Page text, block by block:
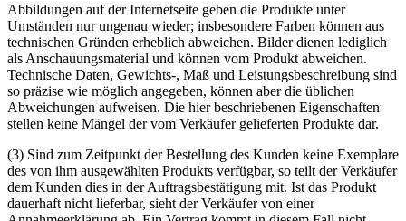
Abbildungen auf der Internetseite geben die Produkte unter
Umständen nur ungenau wieder; insbesondere Farben können aus
technischen Gründen erheblich abweichen. Bilder dienen lediglich
als Anschauungsmaterial und können vom Produkt abweichen.
Technische Daten, Gewichts-, Maß und Leistungsbeschreibung sind
so präzise wie möglich angegeben, können aber die üblichen
Abweichungen aufweisen. Die hier beschriebenen Eigenschaften
stellen keine Mängel der vom Verkäufer gelieferten Produkte dar.
(3) Sind zum Zeitpunkt der Bestellung des Kunden keine Exemplare
des von ihm ausgewählten Produkts verfügbar, so teilt der Verkäufer
dem Kunden dies in der Auftragsbestätigung mit. Ist das Produkt
dauerhaft nicht lieferbar, sieht der Verkäufer von einer